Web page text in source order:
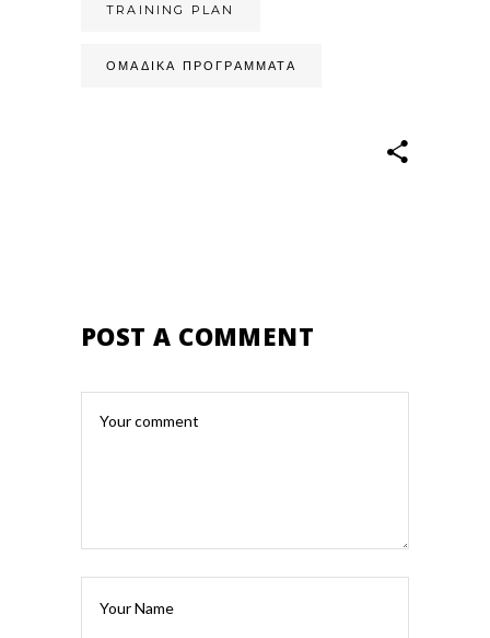
TRAINING PLAN
ΟΜΑΔΙΚΆ ΠΡΟΓΡΆΜΜΑΤΑ
POST A COMMENT